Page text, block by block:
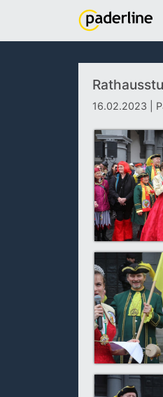
16.02.2023 |